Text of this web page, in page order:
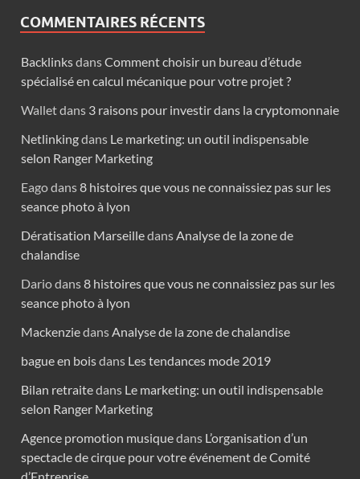
COMMENTAIRES RÉCENTS
BacklinksdansComment choisir un bureau d’étude
spécialisé en calcul mécanique pour votre projet ?
Walletdans 3 raisons pour investir dans la cryptomonnaie
Netlinkingdans Le marketing: un outil indispensable
selon Ranger Marketing
Eagodans8 histoires que vous ne connaissiez pas sur les
seance photo à lyon
Dératisation Marseilledans Analyse de la zone de
chalandise
Dariodans8 histoires que vous ne connaissiez pas sur les
seance photo à lyon
Mackenziedans Analyse de la zone de chalandise
bague en boisdans Les tendances mode 2019
Bilan retraitedans Le marketing: un outil indispensable
selon Ranger Marketing
Agence promotion musiquedans L’organisation d’un
spectacle de cirque pour votre événement de Comité
d’Entreprise